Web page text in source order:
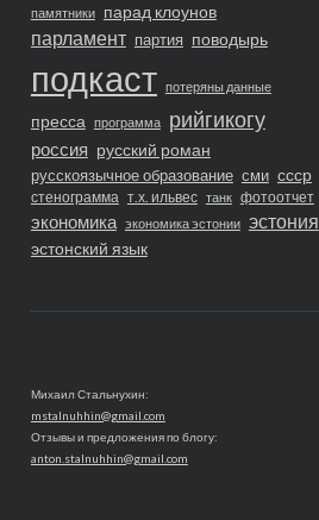
памятники парад клоунов
парламент партия поводырь
подкаст потеряны данные
пресса программа рийгикогу
россия русский роман
русскоязычное образование сми ссср
стенограмма т.х. ильвес танк фотоотчет
экономика экономика эстонии эстония
эстонский язык
Михаил Стальнухин:
mstalnuhhin@gmail.com
Отзывы и предложения по блогу:
anton.stalnuhhin@gmail.com